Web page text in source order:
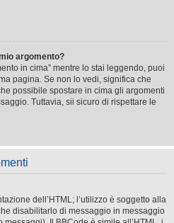
argomento?
in cima” mentre lo stai leggendo, puoi
pagina. Se non lo vedi, significa che
possibile spostare in cima gli argomenti
Tuttavia, sii sicuro di rispettare le
dell’HTML; l’utilizzo è soggetto alla
disabilitarlo di messaggio in messaggio